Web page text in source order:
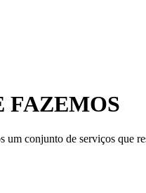
FAZEMOS
um conjunto de serviços que